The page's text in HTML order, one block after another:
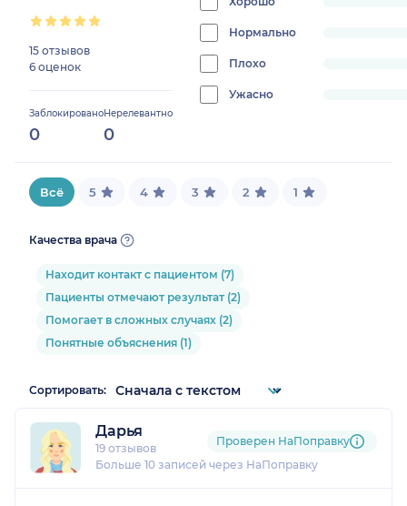
15 отзывов
6 оценок
Заблокировано
0
Нерелевантно
0
0%
Нормально
0%
Плохо
progress:
Ужасно
0%
Всё 5 4 3 2 1
Качества врача
Находит контакт с пациентом (7)
Пациенты отмечают результат (2)
Помогает в сложных случаях (2)
Понятные объяснения (1)
Сортировать:
Дарья
19 отзывов
Больше 10 записей через НаПоправку
Проверен НаПоправку